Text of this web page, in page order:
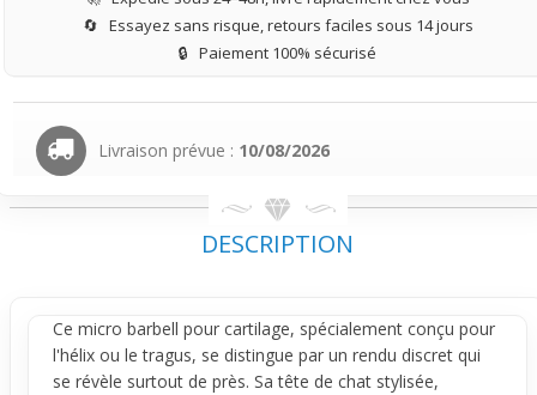
🔄 Essayez sans risque, retours faciles sous 14 jours
🔒 Paiement 100% sécurisé
Livraison prévue : 10/08/2026
DESCRIPTION
Ce micro barbell pour cartilage, spécialement conçu pour
l'hélix ou letragus, se distingue par un rendu discret qui
se révèle surtout de près. Sa tête de chat stylisée,